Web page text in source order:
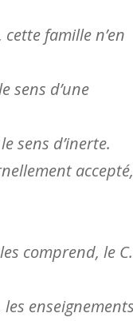
famille n’en
sens d’une
sens d’inerte.
accepté,
comprend, le